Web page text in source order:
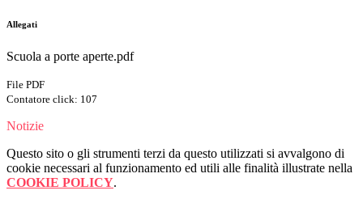
Allegati
Scuola a porte aperte.pdf
File PDF
Contatore click: 107
Notizie
Questo sito o gli strumenti terzi da questo utilizzati si avvalgono di
cookie necessari al funzionamento ed utili alle finalità illustrate nella
COOKIE POLICY.